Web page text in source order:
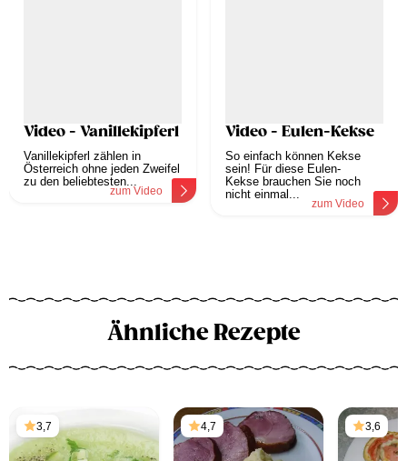
Video - Vanillekipferl
Vanillekipferl zählen in
Österreich ohne jeden Zweifel
zu den beliebtesten...
zum Video
Video - Eulen-Kekse
So einfach können Kekse
sein! Für diese Eulen-
Kekse brauchen Sie noch
nicht einmal...
zum Video
Ähnliche Rezepte
3,7 4,7 3,6